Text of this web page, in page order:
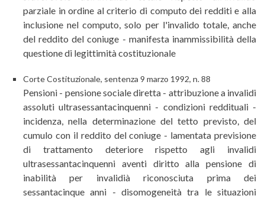
parziale in ordine al criterio di computo dei redditi e alla
inclusione nel computo, solo per l'invalido totale, anche
del reddito del coniuge - manifesta inammissibilità della
questione di legittimità costituzionale
Corte Costituzionale, sentenza 9 marzo 1992, n. 88
Pensioni - pensione sociale diretta - attribuzione a invalidi
assoluti ultrasessantacinquenni - condizioni reddituali -
incidenza, nella determinazione del tetto previsto, del
cumulo con il reddito del coniuge - lamentata previsione
di trattamento deteriore rispetto agli invalidi
ultrasessantacinquenni aventi diritto alla pensione di
inabilità per invalidià riconosciuta prima dei
sessantacinque anni - disomogeneità tra le situazioni